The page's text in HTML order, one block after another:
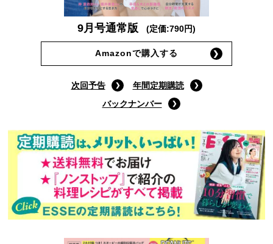
9月号通常版 (定価:790円)
Amazonで購入する
次回予告
年間定期購読
バックナンバー